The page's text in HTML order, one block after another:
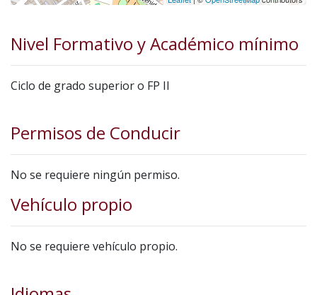
Nivel Formativo y Académico mínimo
Ciclo de grado superior o FP II
Permisos de Conducir
No se requiere ningún permiso.
Vehículo propio
No se requiere vehículo propio.